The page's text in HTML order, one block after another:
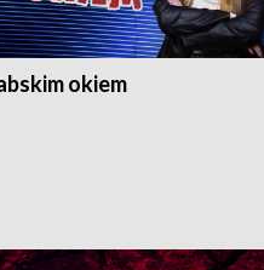
okiem